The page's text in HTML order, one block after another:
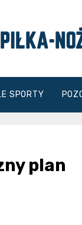
Piłka
SPORTY
plan